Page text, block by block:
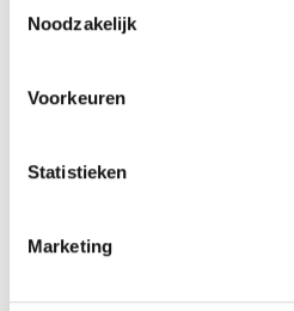
Noodzakelijk
Voorkeuren
Statistieken
Marketing
RECOMMENDED FOR USE
https://